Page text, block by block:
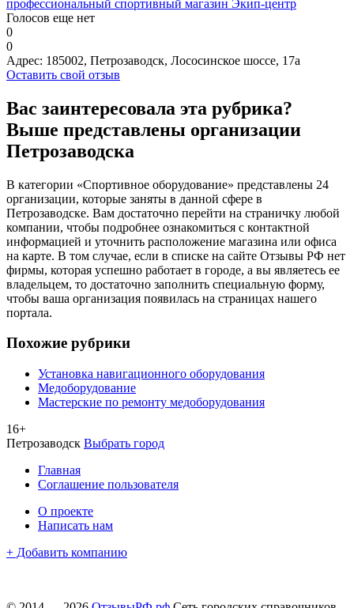
профессиональный спортивный магазин Экип-центр
Голосов еще нет
0
0
Адрес: 185002, Петрозаводск, Лососинское шоссе, 17а
Оставить свой отзыв
Вас заинтересовала эта рубрика?
Выше представлены организации
Петрозаводска
В категории «Спортивное оборудование» представлены 24
организации, которые заняты в данной сфере в
Петрозаводске. Вам достаточно перейти на страничку любой
компании, чтобы подробнее ознакомиться с контактной
информацией и уточнить расположение магазина или офиса
на карте. В том случае, если в списке на сайте Отзывы РФ нет
фирмы, которая успешно работает в городе, а вы являетесь ее
владельцем, то достаточно заполнить специальную форму,
чтобы ваша организация появилась на страницах нашего
портала.
Похожие рубрики
Установка навигационного оборудования
Медоборудование
Мастерские по ремонту медоборудования
16+
Петрозаводск Выбрать город
Главная
Соглашение пользователя
О проекте
Написать нам
+ Добавить компанию